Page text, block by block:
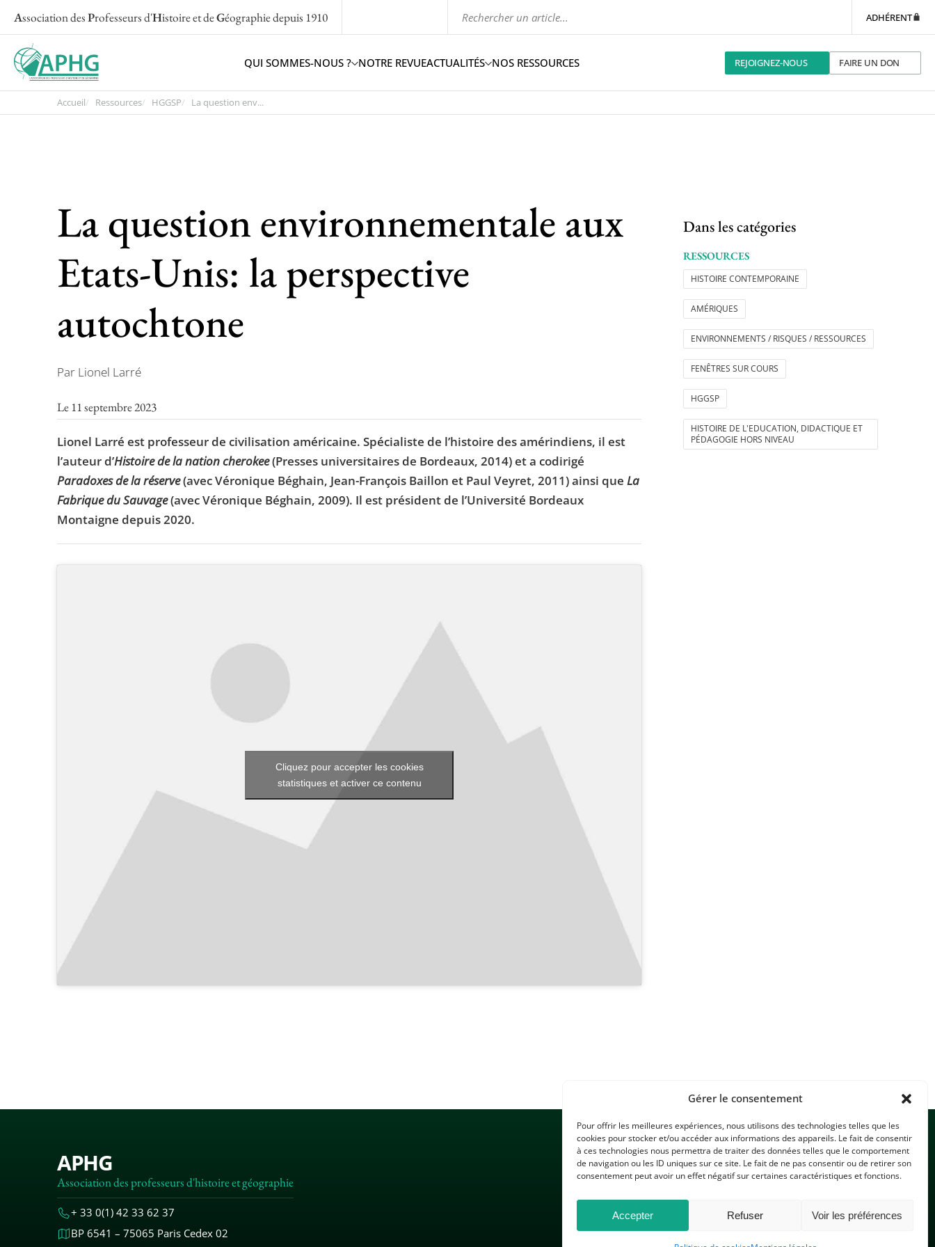
Gérer le consentement
Pour offrir les meilleures expériences, nous utilisons des technologies telles que les
cookies pour stocker et/ou accéder aux informations des appareils. Le fait de consentir
à ces technologies nous permettra de traiter des données telles que le comportement
de navigation ou les ID uniques sur ce site. Le fait de ne pas consentir ou de retirer son
consentement peut avoir un effet négatif sur certaines caractéristiques et fonctions.
Accepter Refuser Voir les préférences
Association desProfesseurs d'Histoire et deGéographiedepuis 1910 ADHÉRENT
QUI SOMMES-NOUS ? NOTRE REVUEACTUALITÉS NOS RESSOURCES REJOIGNEZ-NOUS FAIRE UN DON
Accueil Ressources HGGSP La question env...
La question environnementale aux
Etats-Unis: la perspective
autochtone
Par Lionel Larré
Le 11 septembre 2023
Lionel Larré est professeur de civilisation américaine. Spécialiste de l’histoire des amérindiens, il est
l’auteur d’Histoire de la nation cherokee(Presses universitaires de Bordeaux, 2014) et a codirigé
Paradoxes de la réserve(avec Véronique Béghain, Jean-François Baillon et Paul Veyret, 2011) ainsi que La
Fabrique du Sauvage(avec Véronique Béghain, 2009). Il est président de l’Université Bordeaux
Montaigne depuis 2020.
Cliquez pour accepter les cookies
statistiques et activer ce contenu
Dans les catégories
RESSOURCES
HISTOIRE CONTEMPORAINE
AMÉRIQUES
ENVIRONNEMENTS / RISQUES / RESSOURCES
FENÊTRES SUR COURS
HGGSP
HISTOIRE DE L'EDUCATION, DIDACTIQUE ET
PÉDAGOGIE HORS NIVEAU
APHG
Association des professeurs d'histoire et géographie
+ 33 0(1) 42 33 62 37
BP 6541 – 75065 Paris Cedex 02
CONTACTEZ-NOUS